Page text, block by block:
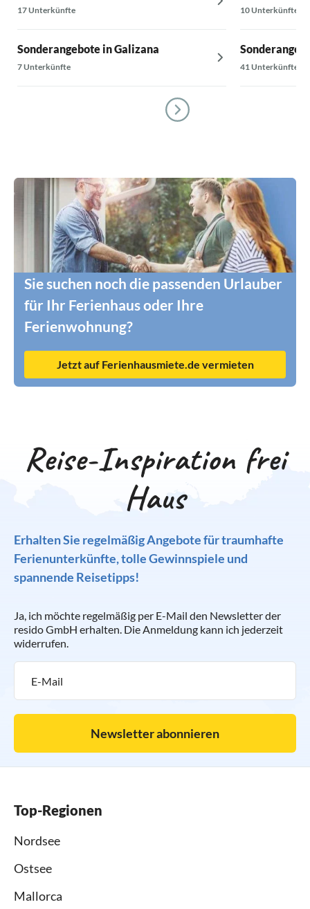
17 Unterkünfte
Sonderangebote in Galizana
7 Unterkünfte
10 Unterkünfte
41 Unterkünfte
Sie suchen noch die passenden Urlauber
für Ihr Ferienhaus oder Ihre
Ferienwohnung?
Jetzt auf Ferienhausmiete.de vermieten
Reise-Inspiration frei
Haus
Erhalten Sie regelmäßig Angebote für traumhafte
Ferienunterkünfte, tolle Gewinnspiele und
spannende Reisetipps!
Ja, ich möchte regelmäßig per E-Mail den Newsletter der
resido GmbH erhalten. Die Anmeldung kann ich jederzeit
widerrufen.
Newsletter abonnieren
Top-Regionen
Nordsee
Ostsee
Mallorca